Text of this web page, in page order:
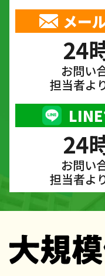
メー
24
お問い
担当者よ
24
お問い
担当者よ